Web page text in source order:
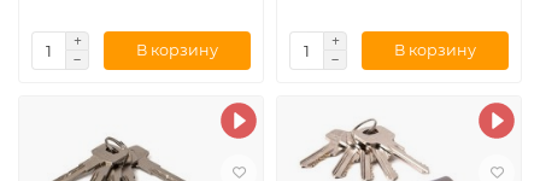
В корзину В корзину